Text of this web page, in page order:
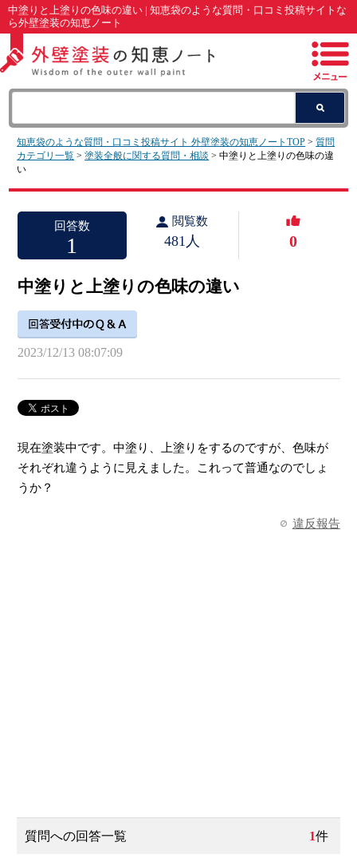
中塗りと上塗りの色味の違い | 知恵袋のような質問・口コミ投稿サイトな
ら外壁塗装の知恵ノート
知恵袋のような質問・口コミ投稿サイト 外壁塗装の知恵ノートTOP >質問
カテゴリ一覧 >塗装全般に関する質問・相談 > 中塗りと上塗りの色味の違
い
回答数
1
閲覧数
481人 0
中塗りと上塗りの色味の違い
2023/12/13 08:07:09
現在塗装中です。中塗り、上塗りをするのですが、色味が
それぞれ違うように見えました。これって普通なのでしょ
うか？
違反報告
質問への回答一覧 1件